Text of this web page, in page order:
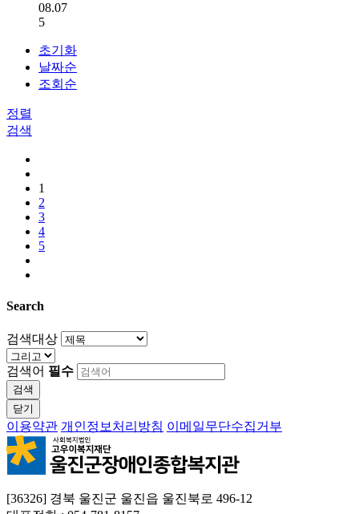
08.07
5
초기화
날짜순
조회순
정렬
검색
1
2
3
4
5
Search
검색대상
검색어 필수
검색
닫기
이용약관 개인정보처리방침 이메일무단수집거부
[36326] 경북 울진군 울진읍 울진북로 496-12